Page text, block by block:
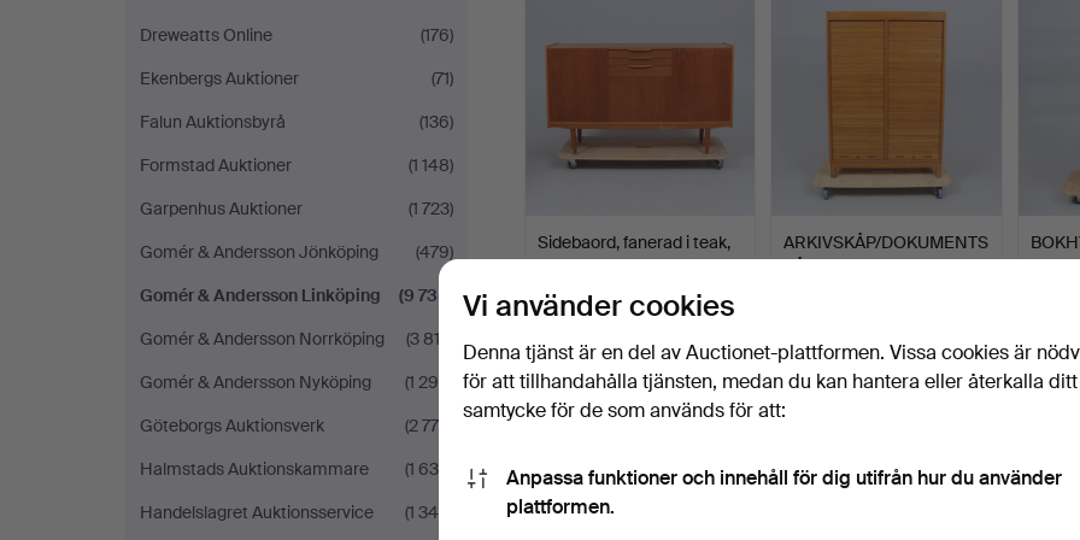
Dreweatts Online
(176)
Ekenbergs Auktioner
(71)
Falun Auktionsbyrå
(136)
Formstad Auktioner
(1 148)
Garpenhus Auktioner
(1 723)
Gomér & Andersson Jönköping
(479)
Gomér & Andersson Linköping
(9 735)
Gomér & Andersson Norrköping
(3 813)
Gomér & Andersson Nyköping
(1 296)
Göteborgs Auktionsverk
(2 776)
Halmstads Auktionskammare
(1 630)
Handelslagret Auktionsservice
(1 345)
Sidebaord, fanerad i teak,
1960-tal.
5 bud
138 USD
ARKIVSKÅP/DOKUMENTS
KÅP, med jalusi, ekfane…
254 USD 38
Vi använder cookies
Denna tjänst är en del av Auctionet-plattformen. Vissa cookies är
för att tillhandahålla tjänsten, medan du kan hantera eller återkalla ditt
samtycke för de som används för att:
Anpassa funktioner och innehåll för dig utifrån hur du använder
plattformen.